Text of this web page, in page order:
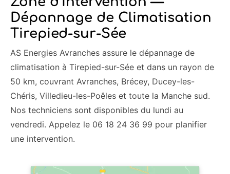
Dépannage de Climatisation
Tirepied-sur-Sée
AS Energies Avranches assure le dépannage de
climatisation à Tirepied-sur-Sée et dans un rayon de
50 km, couvrant Avranches, Brécey, Ducey-les-
Chéris, Villedieu-les-Poêles et toute la Manche sud.
Nos techniciens sont disponibles du lundi au
vendredi. Appelez le 06 18 24 36 99 pour planifier
une intervention.